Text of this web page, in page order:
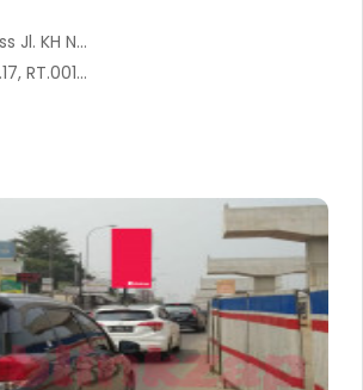
Billboard Overpass Jl. KH Noer Alie
Jl. KH. Noer Ali No.17, RT.001/RW.016, Kayuringin Jaya, Kec. Bekasi Sel., Kota Bks, Jawa Barat 17124, Indonesia